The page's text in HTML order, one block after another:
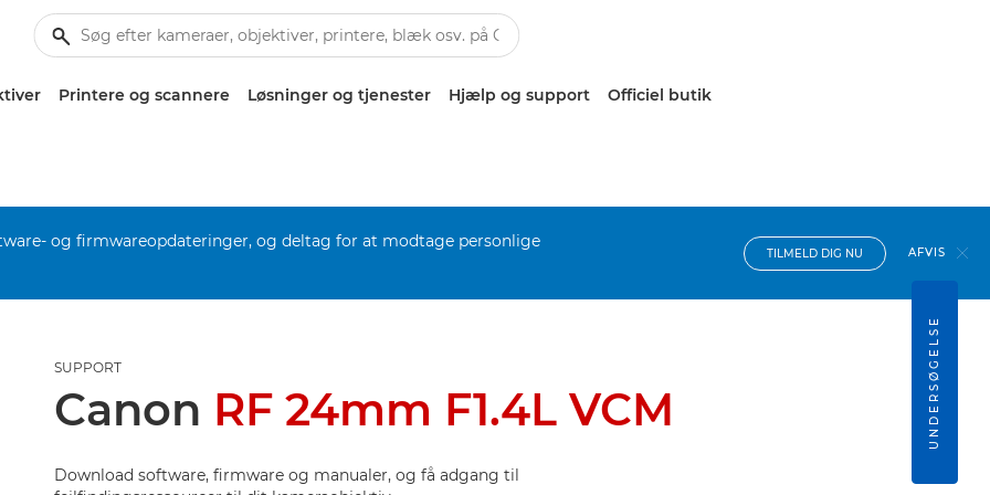
Printere og scannere Løsninger og tjenester Hjælp og support Officiel butik
og firmwareopdateringer, og deltag for at modtage personlige
TILMELD DIG NU AFVIS
SUPPORT
Canon RF 24mm F1.4L VCM
Download software, firmware og manualer, og få adgang til
UNDERSØGELSE